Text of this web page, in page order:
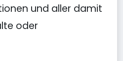
und aller damit
oder